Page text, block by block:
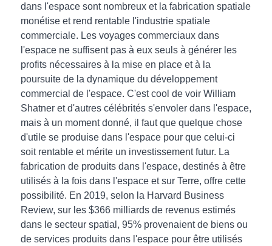
dans l'espace sont nombreux et la fabrication spatiale
monétise et rend rentable l'industrie spatiale
commerciale. Les voyages commerciaux dans
l'espace ne suffisent pas à eux seuls à générer les
profits nécessaires à la mise en place et à la
poursuite de la dynamique du développement
commercial de l'espace. C'est cool de voir William
Shatner et d'autres célébrités s'envoler dans l'espace,
mais à un moment donné, il faut que quelque chose
d'utile se produise dans l'espace pour que celui-ci
soit rentable et mérite un investissement futur. La
fabrication de produits dans l'espace, destinés à être
utilisés à la fois dans l'espace et sur Terre, offre cette
possibilité. En 2019, selon la Harvard Business
Review, sur les $366 milliards de revenus estimés
dans le secteur spatial, 95% provenaient de biens ou
de services produits dans l'espace pour être utilisés